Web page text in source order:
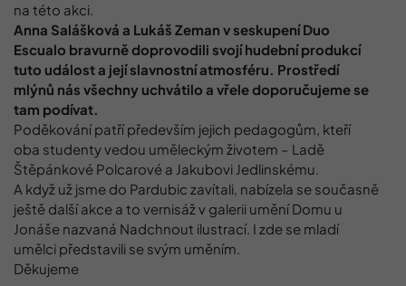
na této akci.
Anna Salášková a Lukáš Zeman v seskupení Duo
Escualo bravurně doprovodili svojí hudební produkcí
tuto událost a její slavnostní atmosféru. Prostředí
mlýnů nás všechny uchvátilo a vřele doporučujeme se
tam podívat.
Poděkování patří především jejich pedagogům, kteří
oba studenty vedou uměleckým životem – Ladě
Štěpánkové Polcarové a Jakubovi Jedlinskému.
A když už jsme do Pardubic zavítali, nabízela se současně
ještě další akce a to vernisáž v galerii umění Domu u
Jonáše nazvaná Nadchnout ilustrací. I zde se mladí
umělci představili se svým uměním.
Děkujeme